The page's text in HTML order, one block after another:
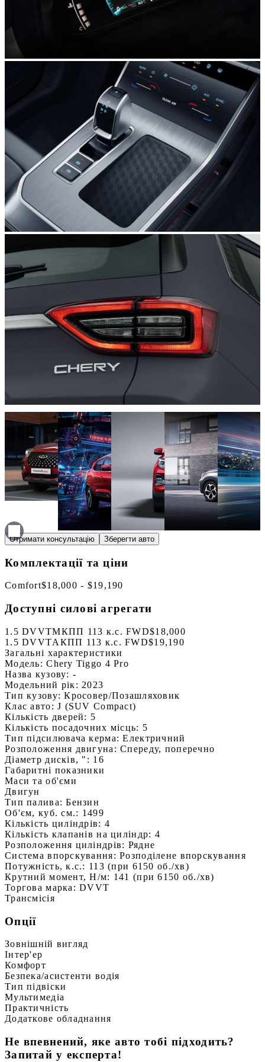
Отримати консультацію Зберегти авто
Комплектації та ціни
Comfort$18,000 - $19,190
Доступні силові агрегати
1.5 DVVTМКПП 113 к.с. FWD$18,000
1.5 DVVTАКПП 113 к.с. FWD$19,190
Загальні характеристики
Модель:Chery Tiggo 4 Pro
Назва кузову: -
Модельний рік: 2023
Тип кузову:Кросовер/Позашляховик
Клас авто:J (SUV Compact)
Кількість дверей: 5
Кількість посадочних місць: 5
Тип підсилювача керма:Електричний
Розположення двигуна:Спереду, поперечно
Діаметр дисків, ": 16
Габаритні показники
Маси та об'єми
Двигун
Тип палива:Бензин
Об'єм, куб. см.: 1499
Кількість циліндрів: 4
Кількість клапанів на циліндр: 4
Розположення циліндрів: Рядне
Система впорскування:Розподілене впорскування
Потужність, к.с.: 113 (при 6150 об./хв)
Крутний момент, Н/м: 141 (при 6150 об./хв)
Торгова марка:DVVT
Трансмісія
Опції
Зовнішній вигляд
Інтер'ер
Комфорт
Безпека/асистенти водія
Тип підвіски
Мультимедіа
Практичність
Додаткове обладнання
Не впевнений, яке авто тобі підходить?
Запитай у експерта!